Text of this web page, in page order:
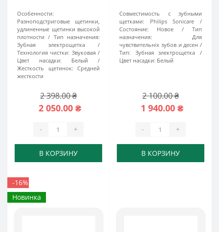
Особенности:
Разноподстриговые щетинки,
удлиненные щетинки высокой
плотности
Тип назначения:
Зубная электрощетка
Технология чистки: Звуковая
Цвет насадки:
Белый
Жесткость щетинок: Средней
жесткости
2 398.00 ₴
2 050.00 ₴
- +
В КОРЗИНУ
Совместимость с зубными
щетками:
Philips Sonicare
Состояние:
Новое
Тип
назначения:
Для
чувствительніх зубов и десен
Тип:
Зубная электрощетка
Цвет насадки: Белый
2 100.00 ₴
1 940.00 ₴
- +
В КОРЗИНУ
-16%
Новинка